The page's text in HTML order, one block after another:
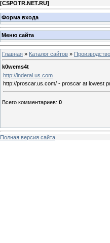
[CSPOTR.NET.RU]
Форма входа
Меню сайта
Главная » Каталог сайтов » Производство
k0wems4t
http://inderal.us.com
http://proscar.us.com/ - proscar at lowest
Всего комментариев: 0
Полная версия сайта